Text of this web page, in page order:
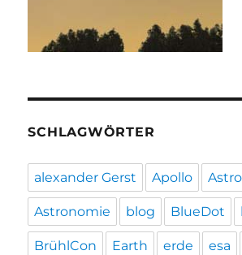
SCHLAGWÖRTER
alexander Gerst Apollo
Astronomie blog BlueDot
BrühlCon Earth erde esa